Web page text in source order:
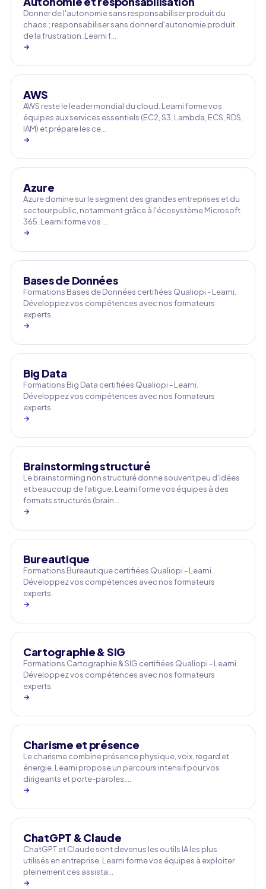
Donner de l'autonomie sans responsabiliser produit du
chaos ; responsabiliser sans donner d'autonomie produit
de la frustration. Learni f…
→
AWS
AWS reste le leader mondial du cloud. Learni forme vos
équipes aux services essentiels (EC2, S3, Lambda, ECS, RDS,
IAM) et prépare les ce…
→
Azure
Azure domine sur le segment des grandes entreprises et du
secteur public, notamment grâce à l'écosystème Microsoft
365. Learni forme vos …
→
Bases de Données
Formations Bases de Données certifiées Qualiopi - Learni.
Développez vos compétences avec nos formateurs
experts.
→
Big Data
Formations Big Data certifiées Qualiopi - Learni.
Développez vos compétences avec nos formateurs
experts.
→
Brainstorming structuré
Le brainstorming non structuré donne souvent peu d'idées
et beaucoup de fatigue. Learni forme vos équipes à des
formats structurés (brain…
→
Bureautique
Formations Bureautique certifiées Qualiopi - Learni.
Développez vos compétences avec nos formateurs
experts.
→
Cartographie & SIG
Formations Cartographie & SIG certifiées Qualiopi - Learni.
Développez vos compétences avec nos formateurs
experts.
→
Charisme et présence
Le charisme combine présence physique, voix, regard et
énergie. Learni propose un parcours intensif pour vos
dirigeants et porte-paroles,…
→
ChatGPT & Claude
ChatGPT et Claude sont devenus les outils IA les plus
utilisés en entreprise. Learni forme vos équipes à exploiter
pleinement ces assista…
→